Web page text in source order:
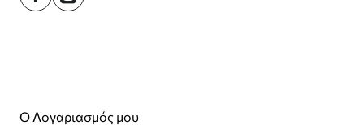
Ο Λογαριασμός μου